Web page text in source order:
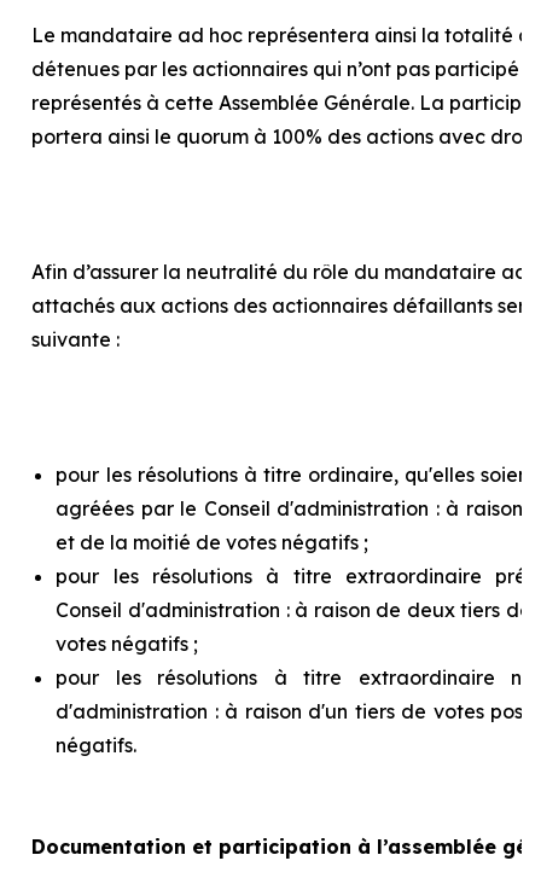
Le mandataire ad hoc représentera ainsi la totalité
détenues par les actionnaires qui n’ont pas participé
représentés à cette Assemblée Générale. La
portera ainsi le quorum à 100% des actions avec
Afin d’assurer la neutralité du rôle du mandataire ad
attachés aux actions des actionnaires défaillants
suivante :
pour les résolutions à titre ordinaire, qu'elles
agréées par le Conseil d'administration : à raison
et de la moitié de votes négatifs ;
pour les résolutions à titre extraordinaire
Conseil d'administration : à raison de deux tiers
votes négatifs ;
pour les résolutions à titre extraordinaire
d'administration : à raison d'un tiers de votes
négatifs.
Documentation et participation à l’assemblée